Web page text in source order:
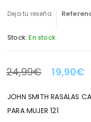
Deja tu reseña
Stock: En stock
LA OFERTA TERMINA EN:
24,99€ 19,90€
JOHN SMITH RASALAS
PARA MUJER 121